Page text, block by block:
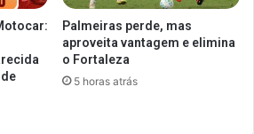
Palmeiras perde, mas
aproveita vantagem e elimina
o Fortaleza
5 horas atrás